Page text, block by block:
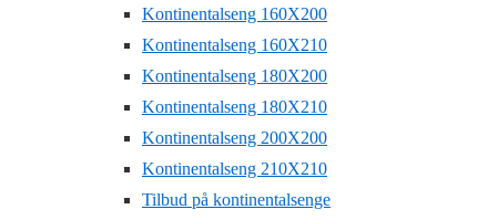
Kontinentalseng 160X200
Kontinentalseng 160X210
Kontinentalseng 180X200
Kontinentalseng 180X210
Kontinentalseng 200X200
Kontinentalseng 210X210
Tilbud på kontinentalsenge